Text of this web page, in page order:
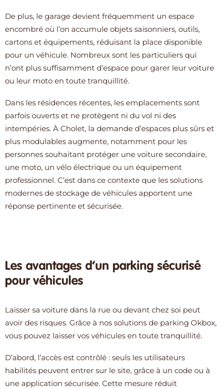
De plus, le garage devient fréquemment un espace
encombré où l’on accumule objets saisonniers, outils,
cartons et équipements, réduisant la place disponible
pour un véhicule. Nombreux sont les particuliers qui
n’ont plus suffisamment d’espace pour garer leur voiture
ou leur moto en toute tranquillité.
Dans les résidences récentes, les emplacements sont
parfois ouverts et ne protègent ni du vol ni des
intempéries. À Cholet, la demande d’espaces plus sûrs et
plus modulables augmente, notamment pour les
personnes souhaitant protéger une voiture secondaire,
une moto, un vélo électrique ou un équipement
professionnel. C’est dans ce contexte que les solutions
modernes de stockage de véhicules apportent une
réponse pertinente et sécurisée.
Les avantages d’un parking sécurisé
pour véhicules
Laisser sa voiture dans la rue ou devant chez soi peut
avoir des risques. Grâce à nos solutions de parking Okbox,
vous pouvez laisser vos véhicules en toute tranquillité.
D’abord, l’accès est contrôlé : seuls les utilisateurs
habilités peuvent entrer sur le site, grâce à un code ou à
une application sécurisée. Cette mesure réduit